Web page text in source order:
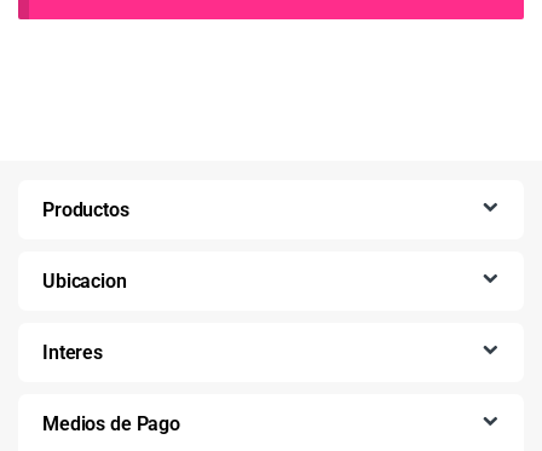
Productos
Ubicacion
Interes
Medios de Pago